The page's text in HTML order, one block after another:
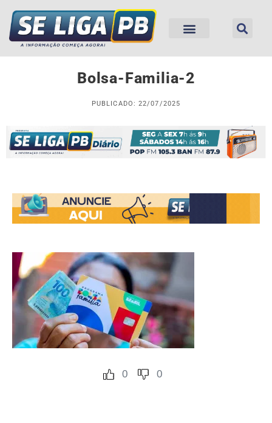
Bolsa-Familia-2
PUBLICADO: 22/07/2025
0 0